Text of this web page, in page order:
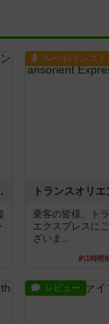
・ボンバ
ルール/インスト
乗客の皆様、ト
エクスプレスに
ざいま...
約1時間
レビュー